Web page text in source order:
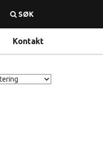
SØK
Kontakt